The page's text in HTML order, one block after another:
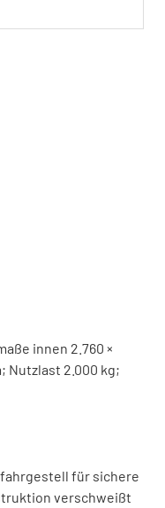
innen 2.760 ×
Nutzlast 2.000 kg;
für sichere
verschweißt